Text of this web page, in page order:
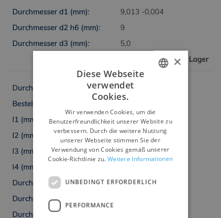
9,013 -0,004
9
5,0
Nicht auf Lager
10H7
132
69
10,013 -0,004
GERMAN
×
Diese Webseite
verwendet
Cookies.
Wir verwenden Cookies, um die
Benutzerfreundlichkeit unserer Website zu
verbessern. Durch die weitere Nutzung
unserer Webseite stimmen Sie der
Verwendung von Cookies gemäß unserer
Cookie-Richtlinie zu. Weitere Informationen
UNBEDINGT ERFORDERLICH
PERFORMANCE